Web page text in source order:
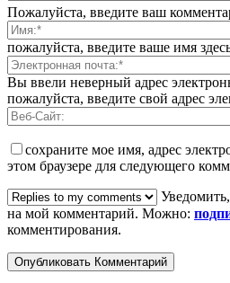
Пожалуйста, введите ваш
пожалуйста, введите ваше имя
Вы ввели неверный адрес
пожалуйста, введите свой адрес
сохраните мое имя, адрес
этом браузере для следующего
Уведомить,
на мой комментарий. Можно:
комментирования.